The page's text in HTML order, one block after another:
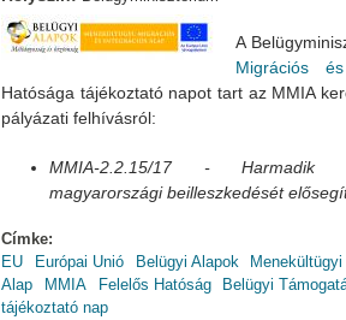
A
Migrációs
Hatósága tájékoztató napot tart az MMIA
pályázati felhívásról:
MMIA-2.2.15/17- Harmadik
magyarországi beilleszkedését
Címke:
EU
Európai Unió Belügyi Alapok
Alap
MMIA Felelős Hatóság Belügyi
tájékoztató nap